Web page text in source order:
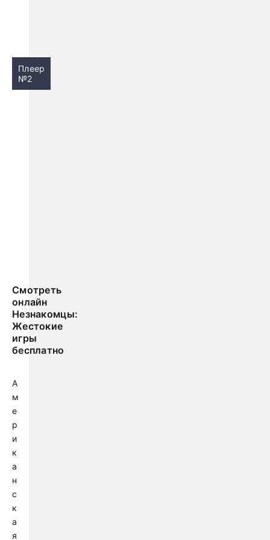
Плеер
№2
Смотреть
онлайн
Незнакомцы:
Жестокие
игры
бесплатно
А
м
е
р
и
к
а
н
с
к
а
я